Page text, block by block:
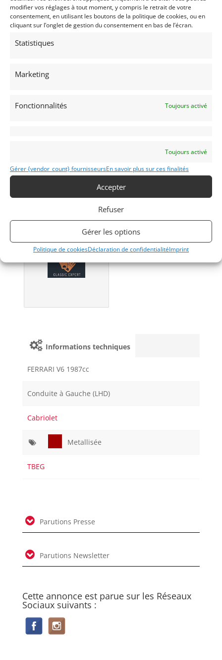
modifier vos réglages à tout moment, y compris le retrait de votre
consentement, en utilisant les boutons de la politique de cookies, ou en
cliquant sur l’onglet de gestion du consentement en bas de l’écran.
Statistiques
Marketing
Fonctionnalités Toujours activé
Toujours activé
Gérer {vendor_count} fournisseursEn savoir plus sur ces finalités
Accepter
Refuser
Gérer les options
Politique de cookiesDéclaration de confidentialitéImprint
AUTO
Voitures de collection
Italiennes
FIAT
1968
d’assurance?
Informations techniques
FERRARI V6 1987cc
Conduite à Gauche (LHD)
Cabriolet
Metallisée
TBEG
Parutions Presse
Parutions Newsletter
Cette annonce est parue sur les Réseaux
Sociaux suivants :